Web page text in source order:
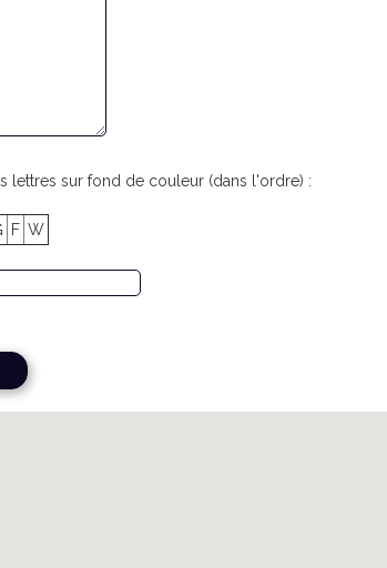
lettres sur fond de couleur (dans l'ordre) :
F W